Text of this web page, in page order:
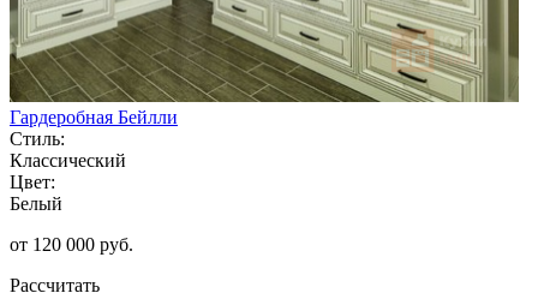
Гардеробная Бейлли
Стиль:
Классический
Цвет:
Белый
от 120 000 руб.
Рассчитать